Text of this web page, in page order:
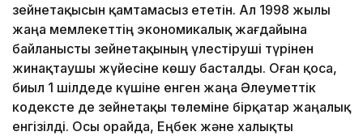
зейнетақысын қамтамасыз ететін. Ал 1998 жылы
жаңа мемлекеттің экономикалық жағдайына
байланысты зейнетақының үлестіруші түрінен
жинақтаушы жүйесіне көшу басталды. Оған қоса,
биыл 1 шілдеде күшіне енген жаңа Әлеуметтік
кодексте де зейнетақы төлеміне бірқатар жаңалық
енгізілді. Осы орайда, Еңбек және халықты